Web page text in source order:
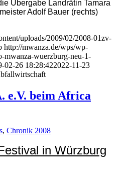
Übergabe Landrätin Tamara
Adolf Bauer (rechts)
uploads/2009/02/2008-01zv-
http://mwanza.de/wps/wp-
mwanza-wuerzburg-neu-1-
02-26 18:28:422022-11-23
e.V. beim Africa
, Chronik 2008
in Würzburg